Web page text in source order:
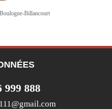
Billancourt
999 888